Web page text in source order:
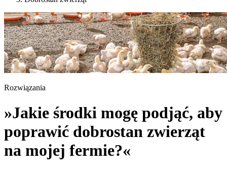
Rozwiązania
»Jakie środki mogę podjąć, aby
poprawić dobrostan zwierząt
na mojej fermie?«